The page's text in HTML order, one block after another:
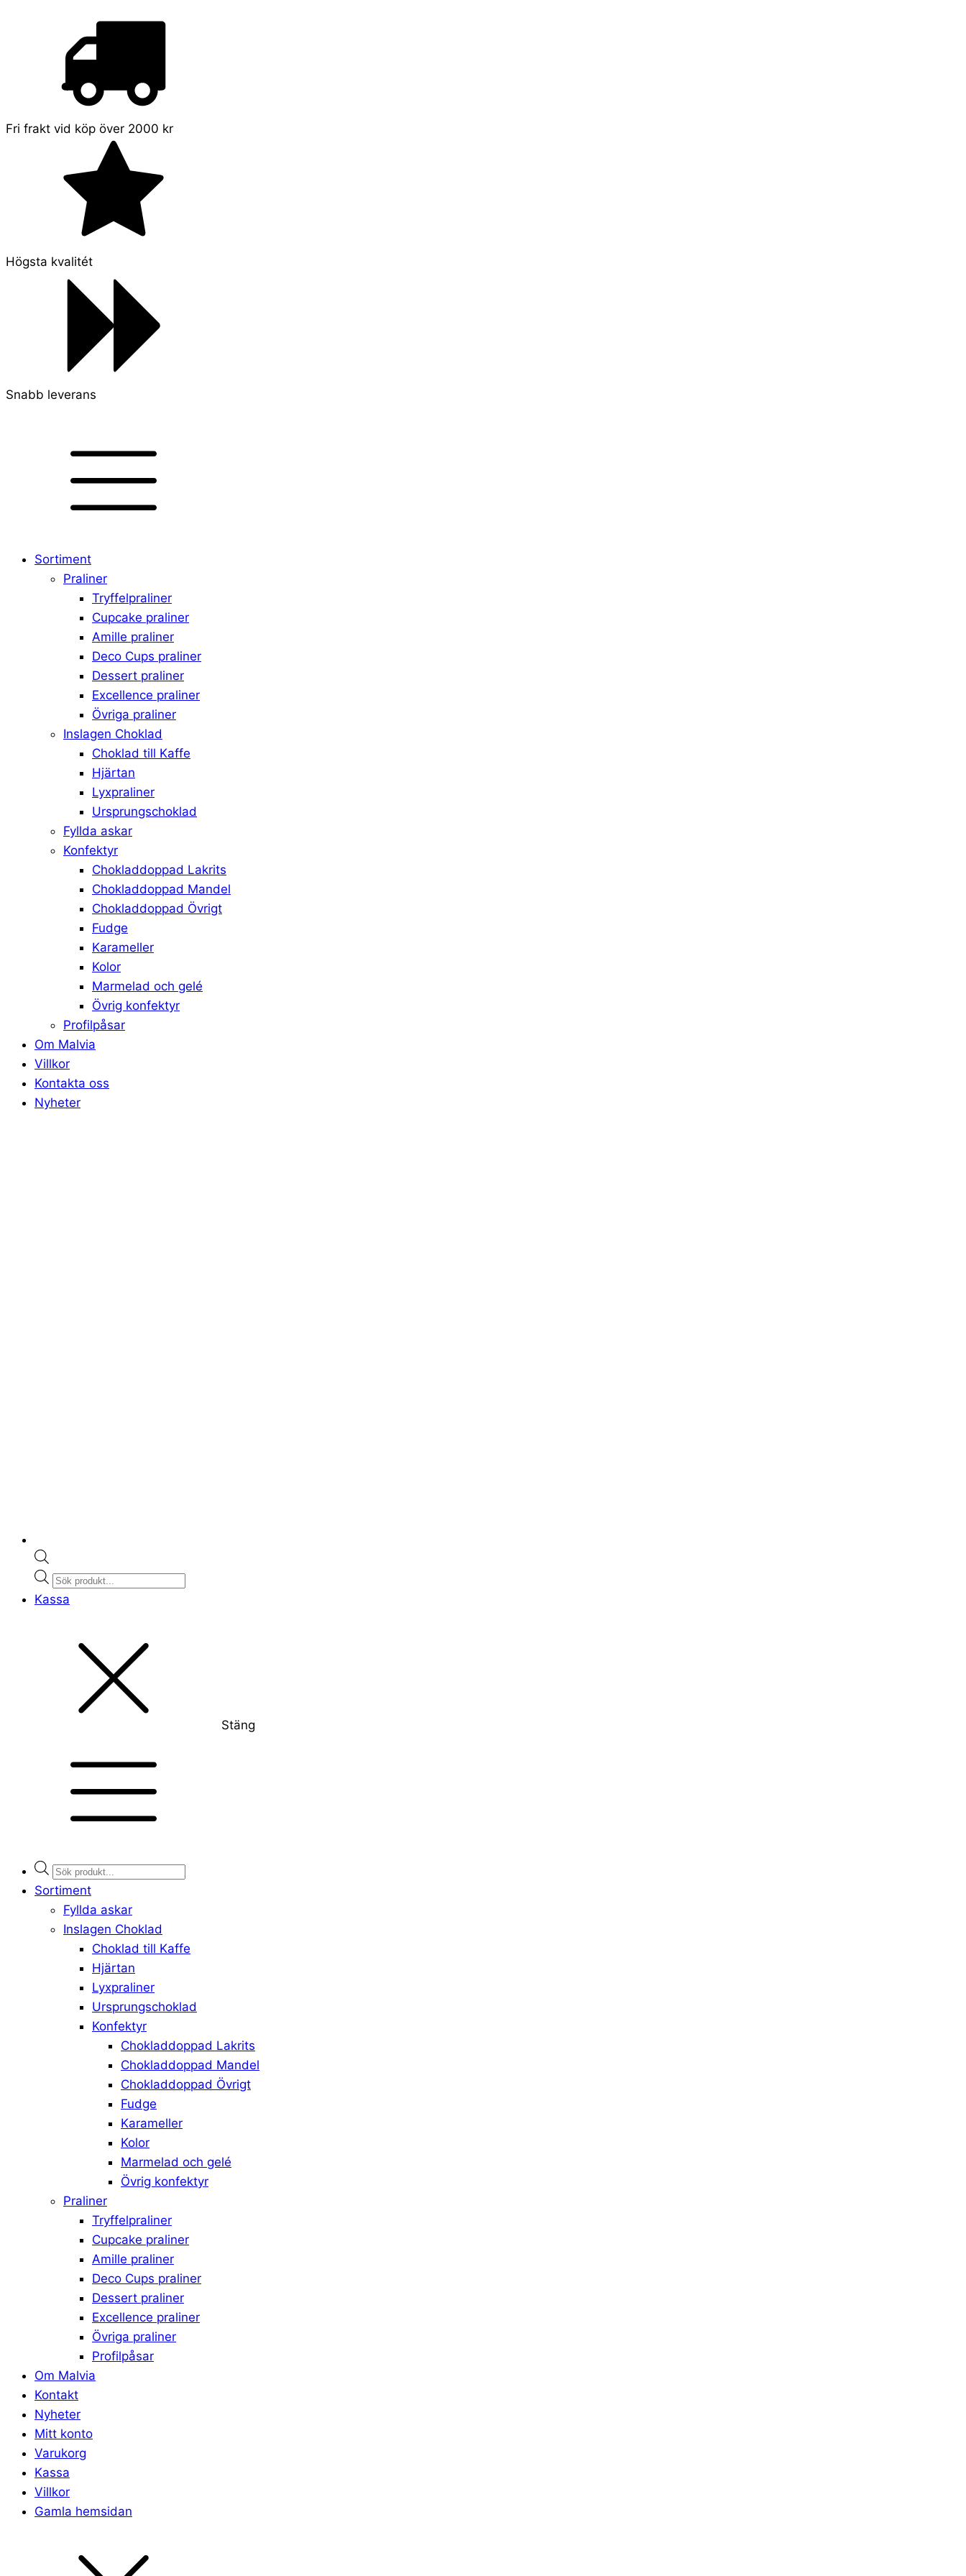
Fri frakt vid köp över 2000 kr
Högsta kvalitét
Snabb leverans
Sortiment
Praliner
Tryffelpraliner
Cupcake praliner
Amille praliner
Deco Cups praliner
Dessert praliner
Excellence praliner
Övriga praliner
Inslagen Choklad
Choklad till Kaffe
Hjärtan
Lyxpraliner
Ursprungschoklad
Fyllda askar
Konfektyr
Chokladdoppad Lakrits
Chokladdoppad Mandel
Chokladdoppad Övrigt
Fudge
Karameller
Kolor
Marmelad och gelé
Övrig konfektyr
Profilpåsar
Om Malvia
Villkor
Kontakta oss
Nyheter
Products
search
Kassa
Stäng
Products
search
Sortiment
Fyllda askar
Inslagen Choklad
Choklad till Kaffe
Hjärtan
Lyxpraliner
Ursprungschoklad
Konfektyr
Chokladdoppad Lakrits
Chokladdoppad Mandel
Chokladdoppad Övrigt
Fudge
Karameller
Kolor
Marmelad och gelé
Övrig konfektyr
Praliner
Tryffelpraliner
Cupcake praliner
Amille praliner
Deco Cups praliner
Dessert praliner
Excellence praliner
Övriga praliner
Profilpåsar
Om Malvia
Kontakt
Nyheter
Mitt konto
Varukorg
Kassa
Villkor
Gamla hemsidan